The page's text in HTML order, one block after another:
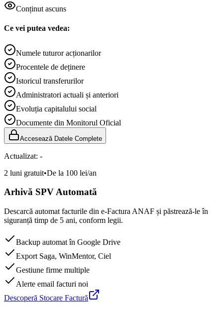
Conținut ascuns
Ce vei putea vedea:
Numele tuturor acționarilor
Procentele de deținere
Istoricul transferurilor
Administratori actuali și anteriori
Evoluția capitalului social
Documente din Monitorul Oficial
Accesează Datele Complete
Actualizat: -
2 luni gratuit•De la 100 lei/an
Arhivă SPV Automată
Descarcă automat facturile din e-Factura ANAF și păstrează-le în
siguranță timp de 5 ani, conform legii.
Backup automat în Google Drive
Export Saga, WinMentor, Ciel
Gestiune firme multiple
Alerte email facturi noi
Descoperă Stocare Factură